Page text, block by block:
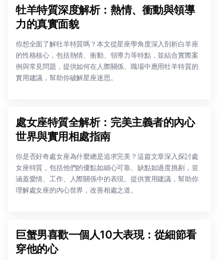
牡羊特質深度解析：熱情、衝動與領導
力的真實面貌
你想全面了解牡羊特質嗎？本文從星座學角度深入剖析白羊座
的性格核心，包括熱情、衝動、領導力等特點，並結合實際案
例與常見問題，提供如何在人際關係、職場中應用牡羊特質的
實用建議，幫助你破解星座迷思。
處女座特質全解析：完美主義者的內心
世界與實用相處指南
你是否好奇處女座為什麼總是追求完美？這篇文章深入探討處
女座特質，包括他們的優點如細心可靠、缺點如過度挑剔，並
涵蓋愛情、工作、人際關係中的表現。提供實用建議，幫助你
理解處女座的內心世界，改善相處之道。
巨蟹男喜歡一個人10大表現：從細節看
穿他的心